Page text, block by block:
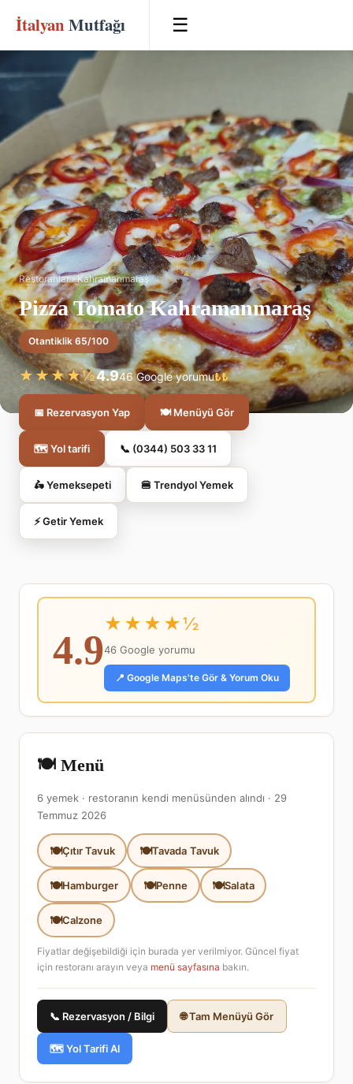
İtalyan Mutfağı ☰
Restoranlar›Kahramanmaraş
Pizza Tomato Kahramanmaraş
Otantiklik 65/100
★★★★½4.946 Google yorumu₺₺
📅 Rezervasyon Yap 🍽️ Menüyü Gör
🗺️ Yol tarifi 📞 (0344) 503 33 11
🛵 Yemeksepeti 🍔 Trendyol Yemek
⚡ Getir Yemek
4.9
★★★★½
46 Google yorumu
📍 Google Maps'te Gör & Yorum Oku
🍽️ Menü
6 yemek · restoranın kendi menüsünden alındı · 29
Temmuz 2026
Çıtır Tavuk Tavada Tavuk
Hamburger Penne Salata
Calzone
Fiyatlar değişebildiği için burada yer verilmiyor. Güncel fiyat
için restoranı arayın veya menü sayfasına bakın.
📞 Rezervasyon / Bilgi 🌐 Tam Menüyü Gör
🗺️ Yol Tarifi Al